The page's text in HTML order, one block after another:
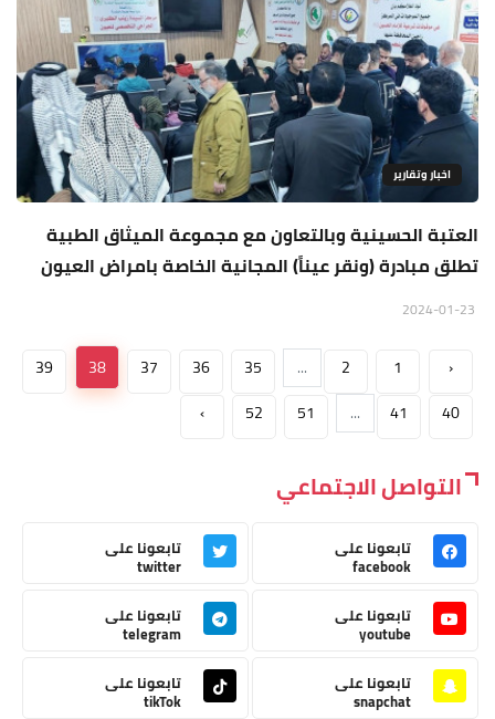
اخبار وتقارير
العتبة الحسينية وبالتعاون مع مجموعة الميثاق الطبية
تطلق مبادرة (ونقر عيناً) المجانية الخاصة بامراض العيون
‹
1
2
...
35
36
37
38
39
40
41
...
51
52
›
التواصل الاجتماعي
تابعونا على
facebook
تابعونا على
twitter
تابعونا على
youtube
تابعونا على
telegram
تابعونا على
snapchat
تابعونا على
tikTok